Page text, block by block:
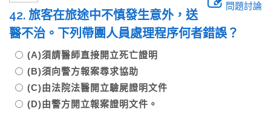
問題討論
42. 旅客在旅途中不慎發生意外，送
醫不治。下列帶團人員處理程序何者錯誤？
(A)須請醫師直接開立死亡證明
(B)須向警方報案尋求協助
(C)由法院法醫開立驗屍證明文件
(D)由警方開立報案證明文件。